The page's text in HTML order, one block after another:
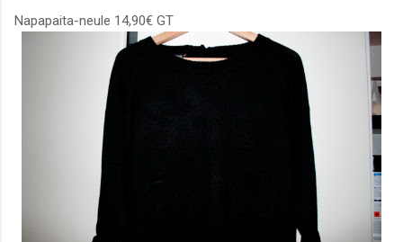
Napapaita-neule 14,90€ GT